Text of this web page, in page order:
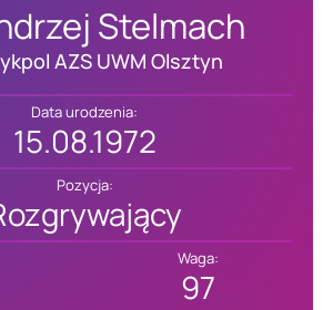
Stelmach
AZS UWM Olsztyn
Data urodzenia:
15.08.1972
Pozycja:
Waga:
97